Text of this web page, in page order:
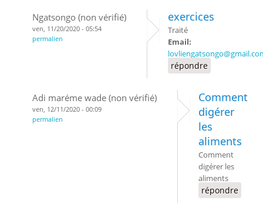
Ngatsongo (non vérifié)
ven, 11/20/2020 - 05:54
permalien
exercices
Traité
Email:
répondre
Adi maréme wade (non vérifié)
ven, 12/11/2020 - 00:09
permalien
Comment
digérer
les
aliments
Comment
digérer les
aliments
répondre